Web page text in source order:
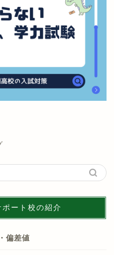
ート校の紹介
偏差値